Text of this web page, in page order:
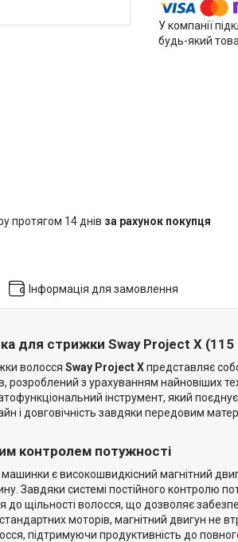
У компанії
будь-який
протягом 14 днів за рахунок покупця
Інформація для замовлення
для стрижки Sway Project X (115
волосся Sway Project Xпредставляє
розроблений з урахуванням найновіших
інструмент, який
і довговічність завдяки передовим
контролем потужності
є високошвидкісний магнітний
Завдяки системі постійного контролю
щільності волосся, що дозволяє
моторів, магнітний двигун не
підтримуючи продуктивність до